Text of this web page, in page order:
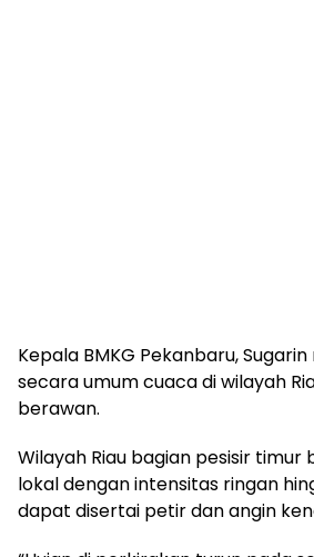
Kepala BMKG Pekanbaru,
secara umum cuaca di wilayah
berawan.
Wilayah Riau bagian pesisir timur
lokal dengan intensitas ringan
dapat disertai petir dan angin